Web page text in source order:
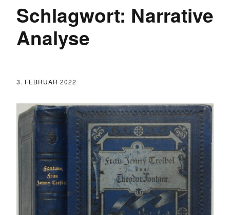
Schlagwort: Narrative
Analyse
3. FEBRUAR 2022